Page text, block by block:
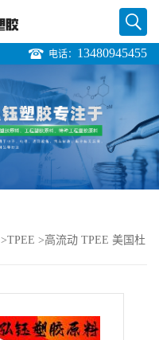
电话： 13480945455
>TPEE >高流动 TPEE 美国杜